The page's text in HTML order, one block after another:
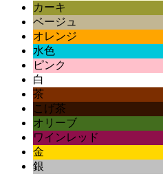
カーキ
ベージュ
オレンジ
水色
ピンク
白
茶
こげ茶
オリーブ
ワインレッド
金
銀